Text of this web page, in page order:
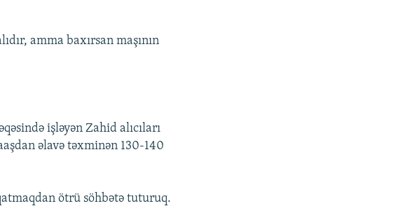
amma baxırsan maşının
işləyən Zahid alıcıları
əlavə təxminən 130-140
ötrü söhbətə tuturuq.